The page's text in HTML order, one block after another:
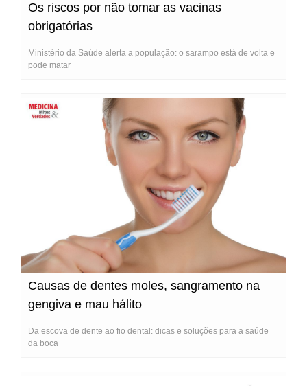
Os riscos por não tomar as vacinas
obrigatórias
Ministério da Saúde alerta a população: o sarampo está de volta e
pode matar
Causas de dentes moles, sangramento na
gengiva e mau hálito
Da escova de dente ao fio dental: dicas e soluções para a saúde
da boca